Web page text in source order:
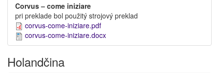
Corvus – come iniziare
pri preklade bol použitý strojový preklad
corvus-come-iniziare.pdf
corvus-come-iniziare.docx
Holandčina